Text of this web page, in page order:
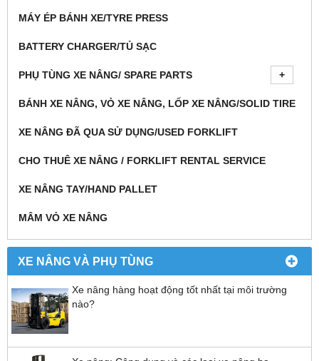
MÁY ÉP BÁNH XE/TYRE PRESS
BATTERY CHARGER/TỦ SẠC
PHỤ TÙNG XE NÂNG/ SPARE PARTS
BÁNH XE NÂNG, VỎ XE NÂNG, LỐP XE NÂNG/SOLID TIRE
XE NÂNG ĐÃ QUA SỬ DỤNG/USED FORKLIFT
CHO THUÊ XE NÂNG / FORKLIFT RENTAL SERVICE
XE NÂNG TAY/HAND PALLET
MÂM VỎ XE NÂNG
XE NÂNG VÀ PHỤ TÙNG
Xe nâng hàng hoạt động tốt nhất tại môi trường
nào?